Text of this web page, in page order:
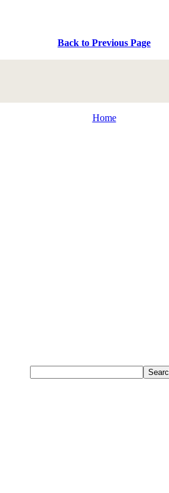
Back to Previous Page
Home